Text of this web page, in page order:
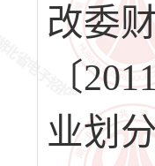
改委
〔
业划